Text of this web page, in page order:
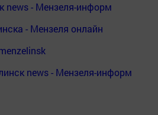
news - Мензеля-информ
- Мензеля онлайн
news - Мензеля-информ